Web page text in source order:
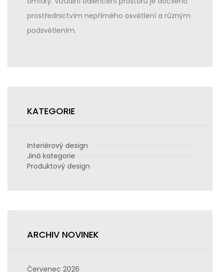
prostřednictvím nepřímého osvětlení a různým
podsvětlením.
KATEGORIE
Interiérový design
Jiná kategorie
Produktový design
ARCHIV NOVINEK
Červenec 2026